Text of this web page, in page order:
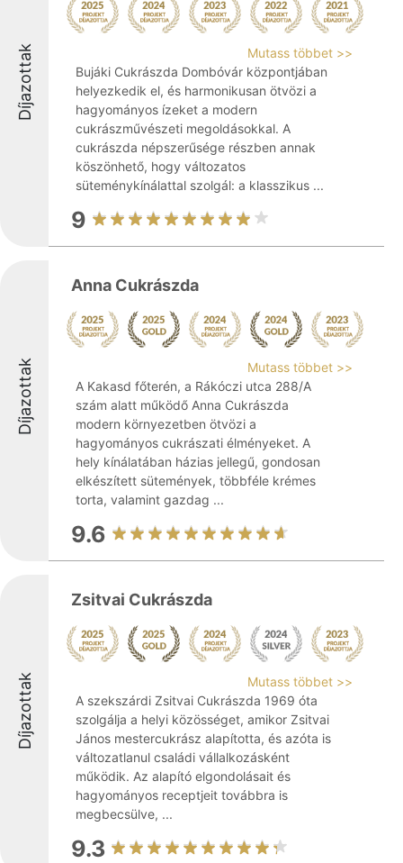
Díjazottak
Mutass többet >>
Bujáki Cukrászda Dombóvár központjában
helyezkedik el, és harmonikusan ötvözi a
hagyományos ízeket a modern
cukrászművészeti megoldásokkal. A
cukrászda népszerűsége részben annak
köszönhető, hogy változatos
süteménykínálattal szolgál: a klasszikus ...
9
Díjazottak
Anna Cukrászda
Mutass többet >>
A Kakasd főterén, a Rákóczi utca 288/A
szám alatt működő Anna Cukrászda
modern környezetben ötvözi a
hagyományos cukrászati élményeket. A
hely kínálatában házias jellegű, gondosan
elkészített sütemények, többféle krémes
torta, valamint gazdag ...
9.6
Díjazottak
Zsitvai Cukrászda
Mutass többet >>
A szekszárdi Zsitvai Cukrászda 1969 óta
szolgálja a helyi közösséget, amikor Zsitvai
János mestercukrász alapította, és azóta is
változatlanul családi vállalkozásként
működik. Az alapító elgondolásait és
hagyományos receptjeit továbbra is
megbecsülve, ...
9.3